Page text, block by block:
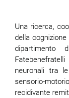
Una ricerca,
della
dipartimento
neuronali tra
sensorio-
recidivante